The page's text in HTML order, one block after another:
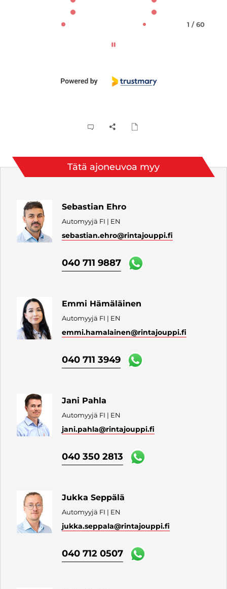
1 / 60
Tätä ajoneuvoa myy
Sebastian Ehro
Automyyjä FI | EN
sebastian.ehro@rintajouppi.fi
040 711 9887
Emmi Hämäläinen
Automyyjä FI | EN
emmi.hamalainen@rintajouppi.fi
040 711 3949
Jani Pahla
Automyyjä FI | EN
jani.pahla@rintajouppi.fi
040 350 2813
Jukka Seppälä
Automyyjä FI | EN
jukka.seppala@rintajouppi.fi
040 712 0507